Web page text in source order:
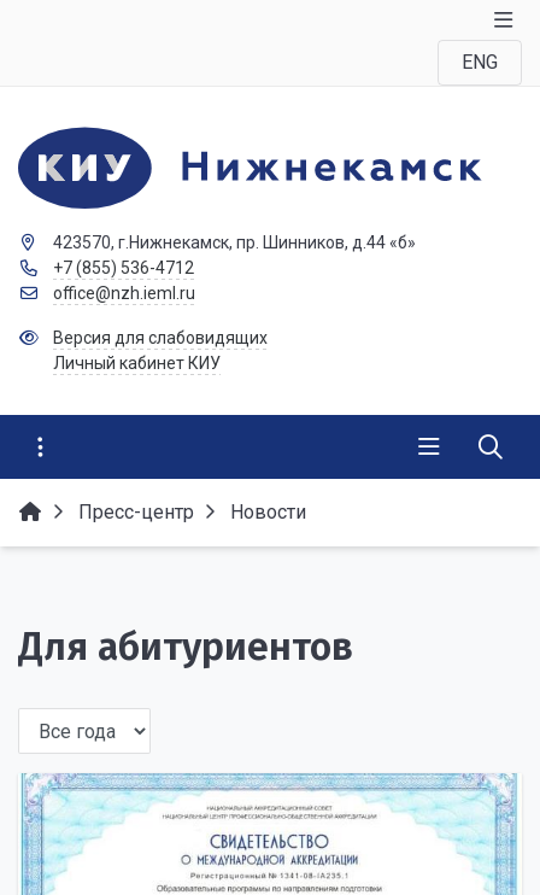
ENG
423570, г.Нижнекамск, пр. Шинников, д.44 «б»
+7 (855) 536-4712
office@nzh.ieml.ru
Версия для слабовидящих
Личный кабинет КИУ
Пресс-центр Новости
Для абитуриентов